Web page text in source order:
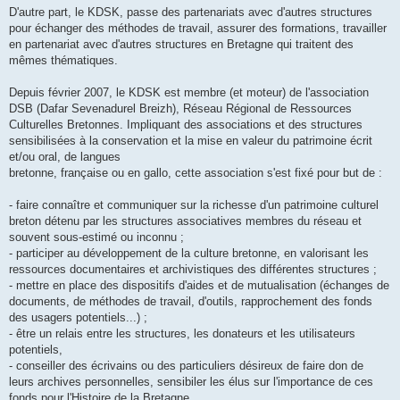
D'autre part, le KDSK, passe des partenariats avec d'autres structures
pour échanger des méthodes de travail, assurer des formations, travailler
en partenariat avec d'autres structures en Bretagne qui traitent des
mêmes thématiques.
Depuis février 2007, le KDSK est membre (et moteur) de l'association
DSB (Dafar Sevenadurel Breizh), Réseau Régional de Ressources
Culturelles Bretonnes. Impliquant des associations et des structures
sensibilisées à la conservation et la mise en valeur du patrimoine écrit
et/ou oral, de langues
bretonne, française ou en gallo, cette association s'est fixé pour but de :
- faire connaître et communiquer sur la richesse d'un patrimoine culturel
breton détenu par les structures associatives membres du réseau et
souvent sous-estimé ou inconnu ;
- participer au développement de la culture bretonne, en valorisant les
ressources documentaires et archivistiques des différentes structures ;
- mettre en place des dispositifs d'aides et de mutualisation (échanges de
documents, de méthodes de travail, d'outils, rapprochement des fonds
des usagers potentiels...) ;
- être un relais entre les structures, les donateurs et les utilisateurs
potentiels,
- conseiller des écrivains ou des particuliers désireux de faire don de
leurs archives personnelles, sensibiler les élus sur l'importance de ces